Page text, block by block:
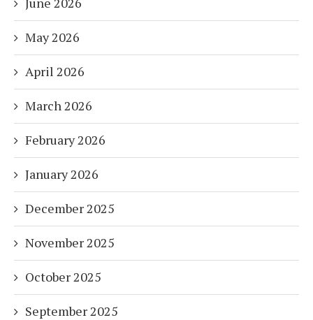
May 2026
April 2026
March 2026
February 2026
January 2026
December 2025
November 2025
October 2025
September 2025